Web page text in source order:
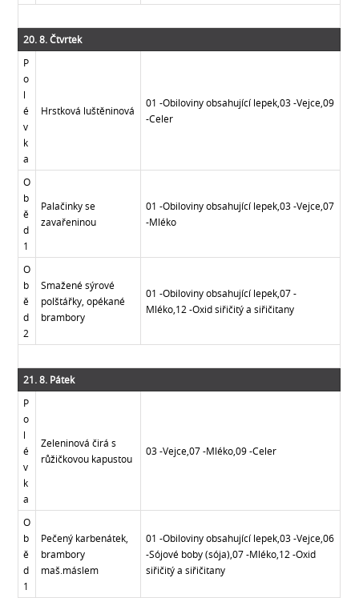
20. 8. Čtvrtek
P
o
l
é
v
k
a
Hrstková luštěninová
01 -Obiloviny obsahující lepek,03 -Vejce,09
-Celer
O
b
ě
d
1
Palačinky se
zavařeninou
01 -Obiloviny obsahující lepek,03 -Vejce,07
-Mléko
O
b
ě
d
2
Smažené sýrové
polštářky, opékané
brambory
01 -Obiloviny obsahující lepek,07 -
Mléko,12 -Oxid siřičitý a siřičitany
21. 8. Pátek
P
o
l
é
v
k
a
Zeleninová čirá s
růžičkovou kapustou
03 -Vejce,07 -Mléko,09 -Celer
O
b
ě
d
1
Pečený karbenátek,
brambory
maš.máslem
01 -Obiloviny obsahující lepek,03 -Vejce,06
-Sójové boby (sója),07 -Mléko,12 -Oxid
siřičitý a siřičitany